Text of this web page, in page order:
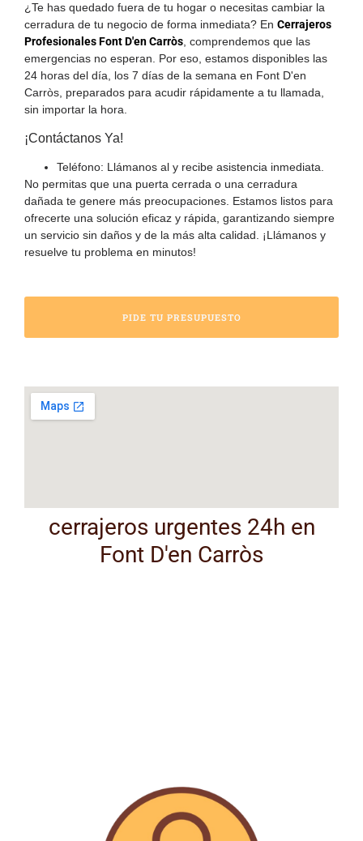
¿Te has quedado fuera de tu hogar o necesitas cambiar la
cerradura de tu negocio de forma inmediata? En Cerrajeros
Profesionales Font D'en Carròs, comprendemos que las
emergencias no esperan. Por eso, estamos disponibles las
24 horas del día, los 7 días de la semana en Font D'en
Carròs, preparados para acudir rápidamente a tu llamada,
sin importar la hora.
¡Contáctanos Ya!
Teléfono: Llámanos al y recibe asistencia inmediata.
No permitas que una puerta cerrada o una cerradura
dañada te genere más preocupaciones. Estamos listos para
ofrecerte una solución eficaz y rápida, garantizando siempre
un servicio sin daños y de la más alta calidad. ¡Llámanos y
resuelve tu problema en minutos!
PIDE TU PRESUPUESTO
cerrajeros urgentes 24h en
Font D'en Carròs